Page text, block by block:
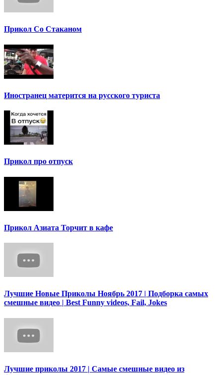
Прикол Со Стаканом
Иностранец матерится на русского туриста
Прикол про отпуск
Прикол Азиата Торчит в кафе
Лучшие Новые Приколы Ноябрь 2017 | Подборка самых
смешные видео | Best Funny videos, Fail, Jokes
Лучшие приколы 2017 | Самые смешные видео из